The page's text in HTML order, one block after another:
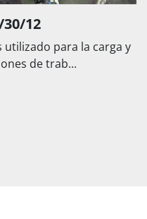
12
para la carga y
de trab...